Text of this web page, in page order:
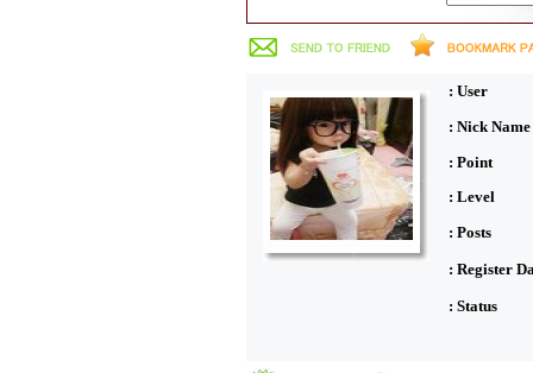
: User
: Nick Name
: Point
: Level
: Posts
: Register
: Status